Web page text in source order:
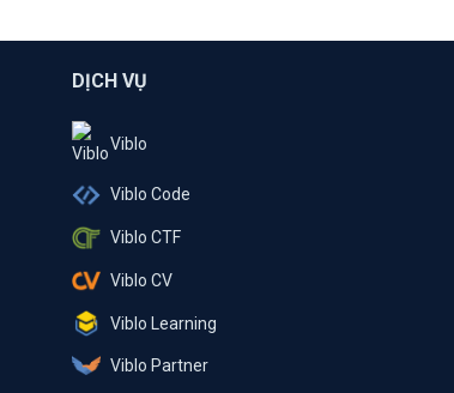
DỊCH VỤ
Viblo
Viblo Code
Viblo CTF
Viblo CV
Viblo Learning
Viblo Partner